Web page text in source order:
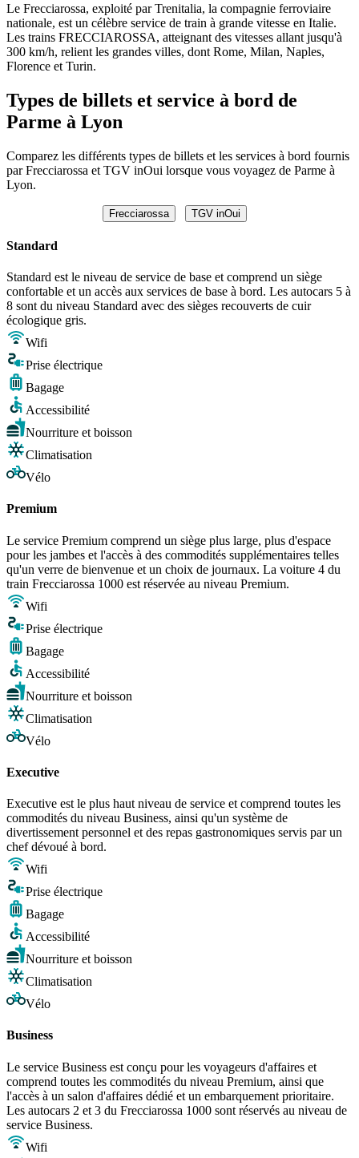
Le Frecciarossa, exploité par Trenitalia, la compagnie ferroviaire
nationale, est un célèbre service de train à grande vitesse en Italie.
Les trains FRECCIAROSSA, atteignant des vitesses allant jusqu'à
300 km/h, relient les grandes villes, dont Rome, Milan, Naples,
Florence et Turin.
Types de billets et service à bord de
Parme à Lyon
Comparez les différents types de billets et les services à bord fournis
par Frecciarossa et TGV inOui lorsque vous voyagez de Parme à
Lyon.
Frecciarossa TGV inOui
Standard
Standard est le niveau de service de base et comprend un siège
confortable et un accès aux services de base à bord. Les autocars 5 à
8 sont du niveau Standard avec des sièges recouverts de cuir
écologique gris.
Wifi
Prise électrique
Bagage
Accessibilité
Nourriture et boisson
Climatisation
Vélo
Premium
Le service Premium comprend un siège plus large, plus d'espace
pour les jambes et l'accès à des commodités supplémentaires telles
qu'un verre de bienvenue et un choix de journaux. La voiture 4 du
train Frecciarossa 1000 est réservée au niveau Premium.
Wifi
Prise électrique
Bagage
Accessibilité
Nourriture et boisson
Climatisation
Vélo
Executive
Executive est le plus haut niveau de service et comprend toutes les
commodités du niveau Business, ainsi qu'un système de
divertissement personnel et des repas gastronomiques servis par un
chef dévoué à bord.
Wifi
Prise électrique
Bagage
Accessibilité
Nourriture et boisson
Climatisation
Vélo
Business
Le service Business est conçu pour les voyageurs d'affaires et
comprend toutes les commodités du niveau Premium, ainsi que
l'accès à un salon d'affaires dédié et un embarquement prioritaire.
Les autocars 2 et 3 du Frecciarossa 1000 sont réservés au niveau de
service Business.
Wifi